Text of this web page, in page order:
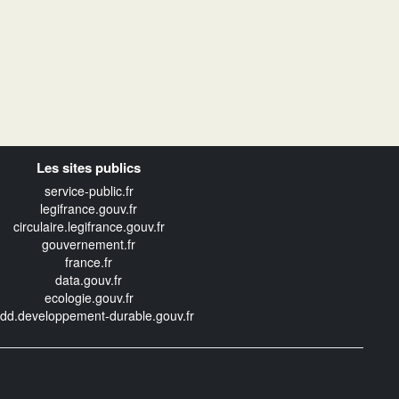
Les sites publics
service-public.fr
legifrance.gouv.fr
circulaire.legifrance.gouv.fr
gouvernement.fr
france.fr
data.gouv.fr
ecologie.gouv.fr
durable.gouv.fr